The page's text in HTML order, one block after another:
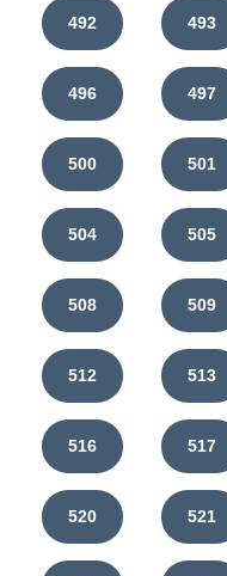
492 493
496 497
500 501
504 505
508 509
512 513
516 517
520 521